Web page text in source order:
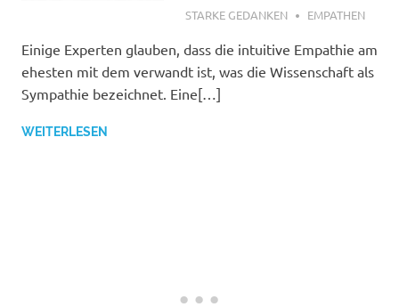
MÄRZ 8, 2022
STARKE GEDANKEN EMPATHEN
Einige Experten glauben, dass die intuitive Empathie am
ehesten mit dem verwandt ist, was die Wissenschaft als
Sympathie bezeichnet. Eine[…]
WEITERLESEN